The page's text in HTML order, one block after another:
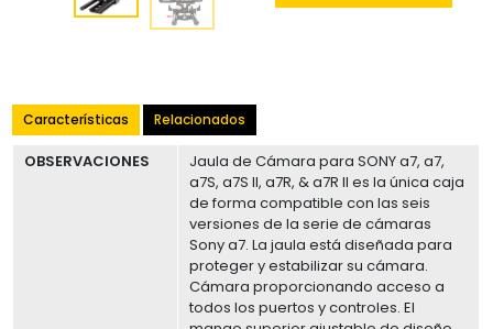
Características Relacionados
OBSERVACIONES
Jaula de Cámara para SONY a7, a7,
a7S, a7S II, a7R, & a7R II es la única caja
de forma compatible con las seis
versiones de la serie de cámaras
Sony a7. La jaula está diseñada para
proteger y estabilizar su cámara.
Cámara proporcionando acceso a
todos los puertos y controles. El